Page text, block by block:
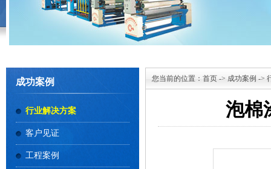
成功案例
行业解决方案
客户见证
工程案例
您当前的位置： 首页 -> 成功案例 ->
泡棉